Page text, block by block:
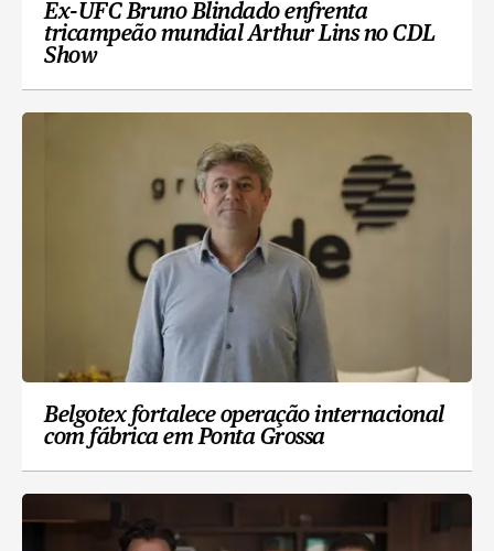
Ex-UFC Bruno Blindado enfrenta
tricampeão mundial Arthur Lins no CDL
Show
Belgotex fortalece operação internacional
com fábrica em Ponta Grossa